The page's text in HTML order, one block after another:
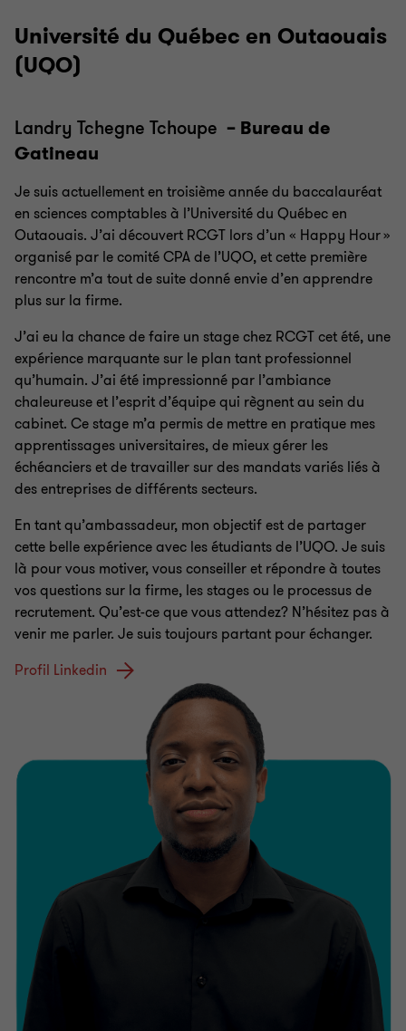
Université du Québec en Outaouais
(UQO)
Landry Tchegne Tchoupe – Bureau de
Gatineau
Je suis actuellement en troisième année du baccalauréat
en sciences comptables à l’Université du Québec en
Outaouais. J’ai découvert RCGT lors d’un « Happy Hour »
organisé par le comité CPA de l’UQO, et cette première
rencontre m’a tout de suite donné envie d’en apprendre
plus sur la firme.
J’ai eu la chance de faire un stage chez RCGT cet été, une
expérience marquante sur le plan tant professionnel
qu’humain. J’ai été impressionné par l’ambiance
chaleureuse et l’esprit d’équipe qui règnent au sein du
cabinet. Ce stage m’a permis de mettre en pratique mes
apprentissages universitaires, de mieux gérer les
échéanciers et de travailler sur des mandats variés liés à
des entreprises de différents secteurs.
En tant qu’ambassadeur, mon objectif est de partager
cette belle expérience avec les étudiants de l’UQO. Je suis
là pour vous motiver, vous conseiller et répondre à toutes
vos questions sur la firme, les stages ou le processus de
recrutement. Qu’est-ce que vous attendez? N’hésitez pas à
venir me parler. Je suis toujours partant pour échanger.
Profil Linkedin